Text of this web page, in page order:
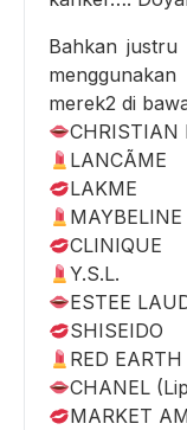
Bahkan
merek2 di
CHRISTIAN
LANCÃME
LAKME
MAYBELINE
CLINIQUE
Y.S.L.
ESTEE
SHISEIDO
RED
CHANEL
MARKET